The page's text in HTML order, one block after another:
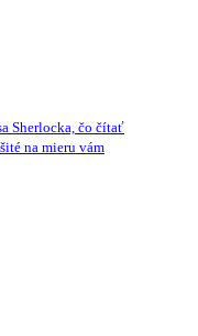
Sherlocka, čo čítať
na mieru vám